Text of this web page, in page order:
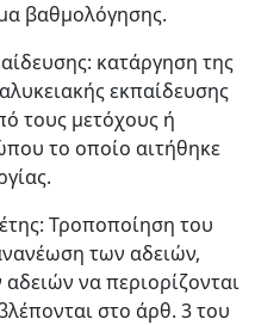
βαθμολόγησης.
κατάργηση της
εκπαίδευσης
τους μετόχους ή
το οποίο αιτήθηκε
Τροποποίηση του
των αδειών,
να περιορίζονται
στο άρθ. 3 του